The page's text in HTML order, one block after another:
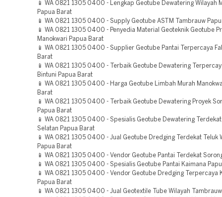
📱 WA 0821 1305 0400 - Lengkap Geotube Dewatering Wilayah
Papua Barat
📱 WA 0821 1305 0400 - Supply Geotube ASTM Tambrauw
📱 WA 0821 1305 0400 - Penyedia Material Geoteknik Geotube
Manokwari Papua Barat
📱 WA 0821 1305 0400 - Supplier Geotube Pantai Terpercaya
Barat
📱 WA 0821 1305 0400 - Terbaik Geotube Dewatering
Bintuni Papua Barat
📱 WA 0821 1305 0400 - Harga Geotube Limbah Murah
Barat
📱 WA 0821 1305 0400 - Terbaik Geotube Dewatering Proyek
Papua Barat
📱 WA 0821 1305 0400 - Spesialis Geotube Dewatering
Selatan Papua Barat
📱 WA 0821 1305 0400 - Jual Geotube Dredging Terdekat Teluk
Papua Barat
📱 WA 0821 1305 0400 - Vendor Geotube Pantai Terdekat
📱 WA 0821 1305 0400 - Spesialis Geotube Pantai Kaimana
📱 WA 0821 1305 0400 - Vendor Geotube Dredging Terpercaya
Papua Barat
📱 WA 0821 1305 0400 - Jual Geotextile Tube Wilayah